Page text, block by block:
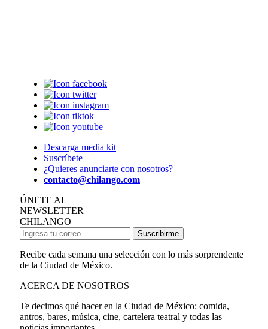
Descarga media kit
Suscríbete
¿Quieres anunciarte con nosotros?
contacto@chilango.com
ÚNETE AL
NEWSLETTER
CHILANGO
Suscribirme
Recibe cada semana una selección con lo más sorprendente
de la Ciudad de México.
ACERCA DE NOSOTROS
Te decimos qué hacer en la Ciudad de México: comida,
antros, bares, música, cine, cartelera teatral y todas las